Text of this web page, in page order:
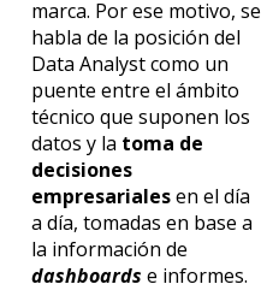
marca. Por ese motivo, se
habla de la posición del
Data Analyst como un
puente entre el ámbito
técnico que suponen los
datos y la toma de
decisiones
empresarialesen el día
a día, tomadas en base a
la información de
dashboards e informes.